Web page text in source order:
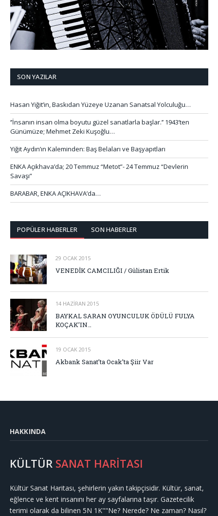
SON YAZILAR
Hasan Yiğit’in, Baskıdan Yüzeye Uzanan Sanatsal Yolculuğu…
‘’İnsanın insan olma boyutu güzel sanatlarla başlar.’’ 1943’ten
Günümüze; Mehmet Zeki Kuşoğlu…
Yiğit Aydın’ın Kaleminden: Baş Belaları ve Başyapıtları
ENKA Açıkhava’da; 20 Temmuz “Metot”- 24 Temmuz “Devlerin
Savaşı”
BARABAR, ENKA AÇIKHAVA’da…
POPÜLER HABERLER SON HABERLER
29 OCAK 2015
VENEDİK CAMCILIĞI / Gülistan Ertik
14 HAZIRAN 2015
BAYKAL SARAN OYUNCULUK ÖDÜLÜ FULYA
KOÇAK’IN…
19 OCAK 2015
Akbank Sanat’ta Ocak’ta Şiir Var
HAKKINDA
KÜLTÜR SANAT HARİTASI
Kültür Sanat Haritası, şehirlerin yakın takipçisidir. Kültür, sanat,
eğlence ve kent insanını her ay sayfalarına taşır. Gazetecilik
terimi olarak da bilinen 5N 1K""Ne? Nerede? Ne zaman? Nasıl?